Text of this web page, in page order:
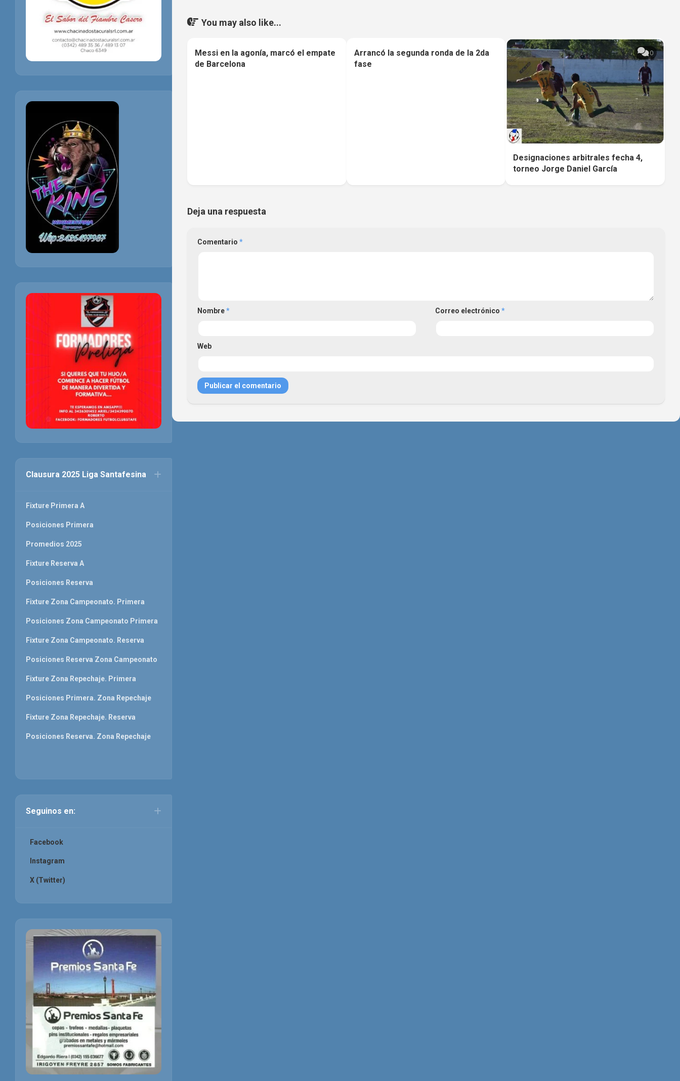
You may also like...
0
Messi en la agonía, marcó el empate
de Barcelona
Arrancó la segunda ronda de la 2da
fase
0
Designaciones arbitrales fecha 4,
torneo Jorge Daniel García
Deja una respuesta
Comentario *
Nombre* Correo electrónico*
Web
Clausura 2025 Liga Santafesina
Fixture Primera A
Posiciones Primera
Promedios 2025
Fixture Reserva A
Posiciones Reserva
Fixture Zona Campeonato. Primera
Posiciones Zona Campeonato Primera
Fixture Zona Campeonato. Reserva
Posiciones Reserva Zona Campeonato
Fixture Zona Repechaje. Primera
Posiciones Primera. Zona Repechaje
Fixture Zona Repechaje. Reserva
Posiciones Reserva. Zona Repechaje
Seguinos en:
Facebook
Instagram
X (Twitter)